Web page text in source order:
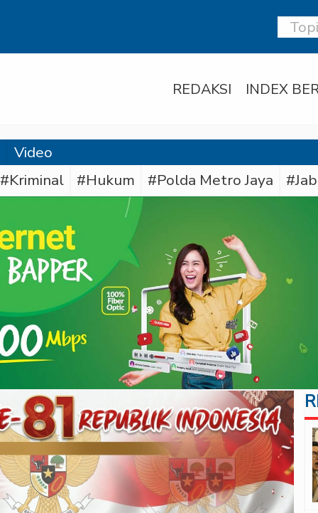
REDAKSI INDEX
Video
#Kriminal #Hukum #Polda Metro Jaya